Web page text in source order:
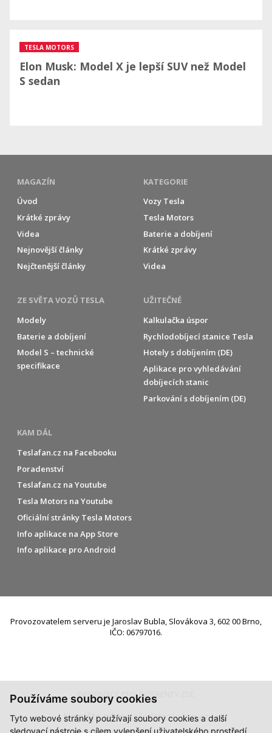
Používáme soubory cookies
Tyto webové stránky používají soubory cookies a další
sledovací nástroje s cílem vylepšení uživatelského prostředí,
Elon Musk: Model X je lepší SUV než Model
S sedan
TESLA MOTORS
MAGAZÍN
Úvod
Krátké zprávy
Videa
Nejnovější články
Nejčtenější články
KATEGORIE
Vozy Tesla
Tesla Motors
Baterie a dobíjení
Krátké zprávy
Videa
ZE SVĚTA VOZŮ TESLA
Modely
Baterie a dobíjení
Model S – technické
specifikace
UŽITEČNÉ
Kalkulačka úspor
Rychlodobíjecí stanice Tesla
Hotely s dobíjením (DE)
Aplikace pro vyhledávání
dobíjecích stanic
Parkování s dobíjením (DE)
KAM DÁL
Teslafan.cz na Facebooku
Poradenství
Teslafan.cz na Youtube
Tesla Motors na Youtube
Oficiální stránky Tesla Motors
Info aplikace na App Store
Info aplikace pro Android
Provozovatelem serveru je Jaroslav Bubla, Slovákova 3, 602 00 Brno,
IČO: 06797016.
INFORMACE PRO INZERENTY ZDE
Napište nám:info@teslafan.cz